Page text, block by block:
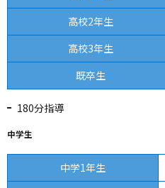
高校2年生
高校3年生
既卒生
180分指導
中学生
中学1年生